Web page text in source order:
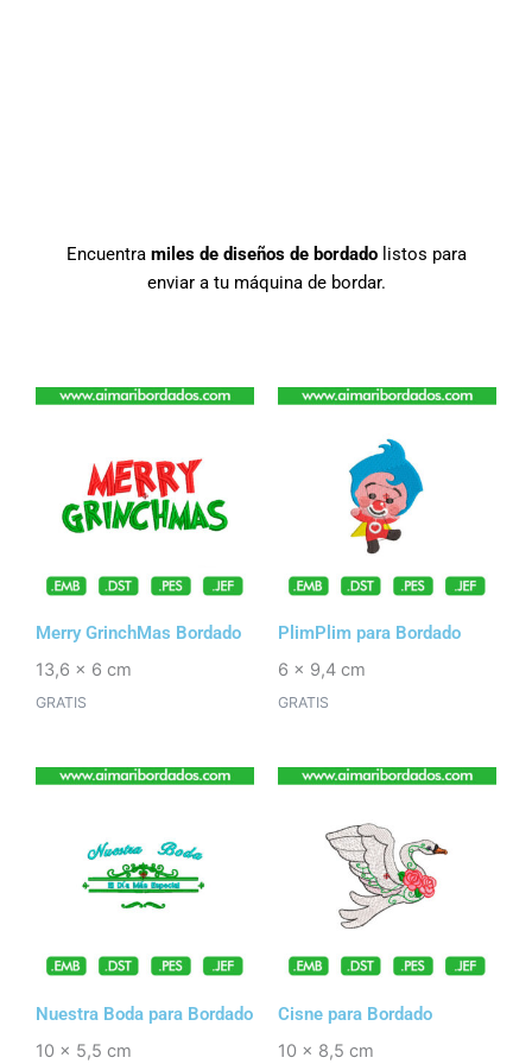
Encuentra miles de diseños de bordado listos para
enviar a tu máquina de bordar.
Merry GrinchMas Bordado
13,6 x 6 cm
GRATIS
PlimPlim para Bordado
6 x 9,4 cm
GRATIS
Nuestra Boda para Bordado
10 x 5,5 cm
Cisne para Bordado
10 x 8,5 cm